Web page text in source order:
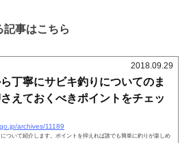
記事はこちら
2018.09.29
丁寧にサビキ釣りについてのま
えておくべきポイントをチェッ
archives/11189
ついて紹介します。ポイントを抑えれば誰でも簡単に釣りが楽しめ